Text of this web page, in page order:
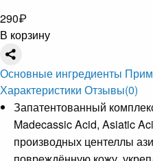
290₽
В корзину
Основные ингредиенты
Характеристики Отзывы(0)
Запатентованный
Madecassic Acid, Asiatic
производных центеллы